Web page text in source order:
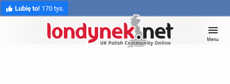
Lubię to! 170 tys.
Menu